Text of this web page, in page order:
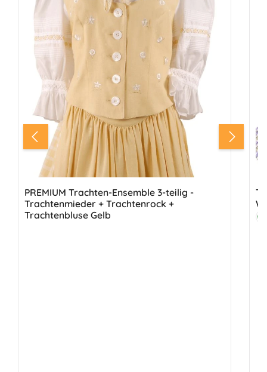
PREMIUM Trachten-Ensemble 3-teilig -
Trachtenmieder + Trachtenrock +
Trachtenbluse Gelb